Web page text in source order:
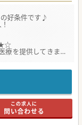
好条件です♪
★☆
療を提供してきまし
に専念できるような
通いやすく、実際に
ゃいます。
師4名です
この求人に
問い合わせる